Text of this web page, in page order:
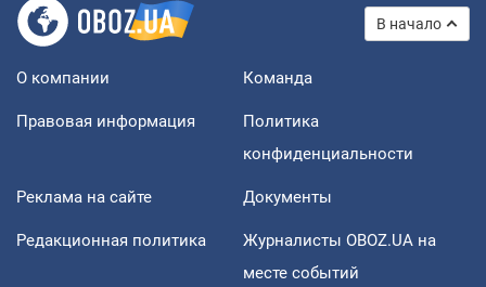
В начало
О компании Команда
Правовая информация
Политика
конфиденциальности
Реклама на сайте Документы
Редакционная политика
Журналисты OBOZ.UA на
месте событий